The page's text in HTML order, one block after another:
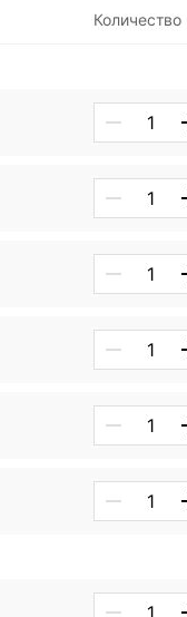
Количество